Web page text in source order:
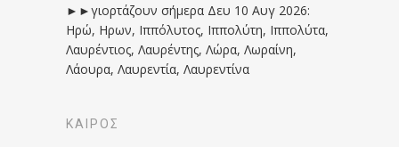
►►γιορτάζουν σήμερα Δευ 10 Αυγ 2026:
Ηρώ, Ηρων, Ιππόλυτος, Ιππολύτη, Ιππολύτα,
Λαυρέντιος, Λαυρέντης, Λώρα, Λωραίνη,
Λάουρα, Λαυρεντία, Λαυρεντίνα
ΚΑΙΡΟΣ